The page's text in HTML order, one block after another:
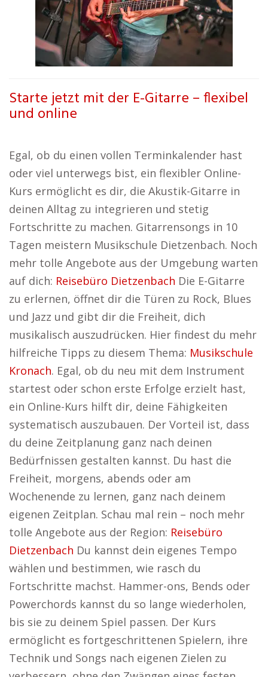
Starte jetzt mit der E-Gitarre – flexibel
und online
Egal, ob du einen vollen Terminkalender hast
oder viel unterwegs bist, ein flexibler Online-
Kurs ermöglicht es dir, die Akustik-Gitarre in
deinen Alltag zu integrieren und stetig
Fortschritte zu machen. Gitarrensongs in 10
Tagen meistern Musikschule Dietzenbach. Noch
mehr tolle Angebote aus der Umgebung warten
auf dich: Reisebüro Dietzenbach Die E-Gitarre
zu erlernen, öffnet dir die Türen zu Rock, Blues
und Jazz und gibt dir die Freiheit, dich
musikalisch auszudrücken. Hier findest du mehr
hilfreiche Tipps zu diesem Thema: Musikschule
Kronach. Egal, ob du neu mit dem Instrument
startest oder schon erste Erfolge erzielt hast,
ein Online-Kurs hilft dir, deine Fähigkeiten
systematisch auszubauen. Der Vorteil ist, dass
du deine Zeitplanung ganz nach deinen
Bedürfnissen gestalten kannst. Du hast die
Freiheit, morgens, abends oder am
Wochenende zu lernen, ganz nach deinem
eigenen Zeitplan. Schau mal rein – noch mehr
tolle Angebote aus der Region: Reisebüro
Dietzenbach Du kannst dein eigenes Tempo
wählen und bestimmen, wie rasch du
Fortschritte machst. Hammer-ons, Bends oder
Powerchords kannst du so lange wiederholen,
bis sie zu deinem Spiel passen. Der Kurs
ermöglicht es fortgeschrittenen Spielern, ihre
Technik und Songs nach eigenen Zielen zu